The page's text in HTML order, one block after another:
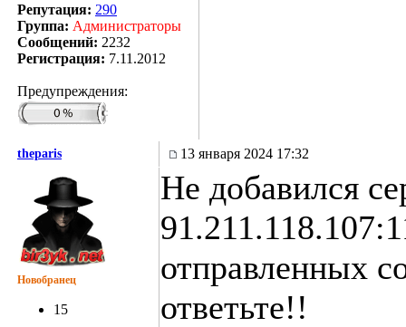
Репутация: 290
Группа: Администраторы
Сообщений: 2232
Регистрация: 7.11.2012
Предупреждения:
theparis 13 января 2024 17:32
Новобранец
15
Не добавился
отправленных
ответьте!!